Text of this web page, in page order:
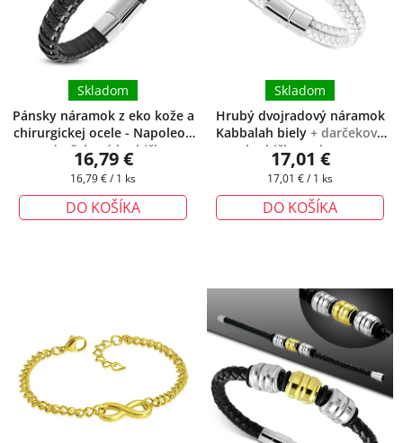
Pánsky náramok z eko kože a
chirurgickej ocele - Napoleon
+ darčeková krabička
zadarmo
Skladom
16,79 €
Jednotková
16,79 € / 1 ks
DO KOŠÍKA
Hrubý dvojradový náramok
Kabbalah biely + darčeková
krabička zadarmo
Skladom
17,01 €
Jednotková
17,01 € / 1 ks
DO KOŠÍKA